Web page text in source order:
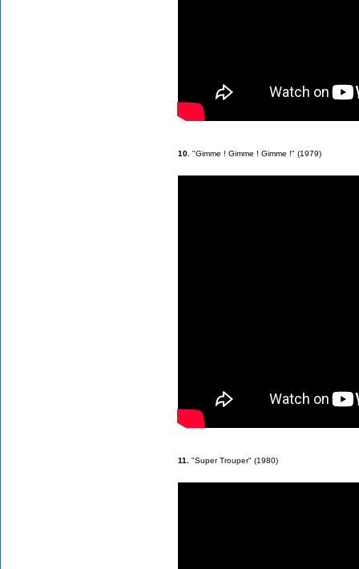
10. "Gimme ! Gimme ! Gimme !" (1979)
11. "Super Trouper" (1980)